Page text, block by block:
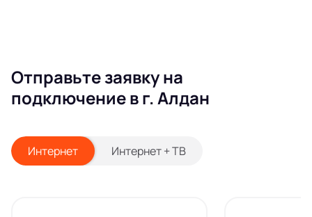
Отправьте заявку на
подключение в г. Алдан
Интернет Интернет + ТВ